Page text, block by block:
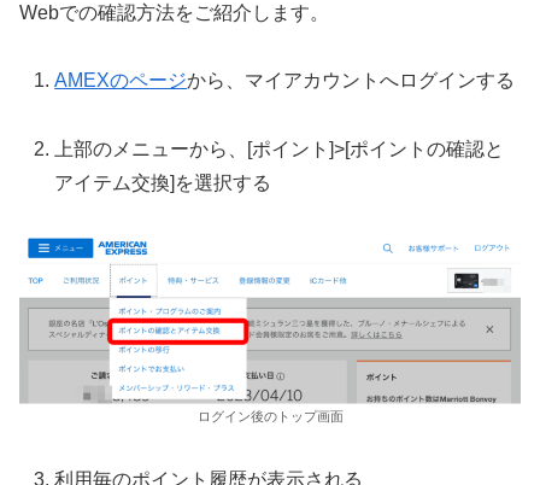
Webでの確認方法をご紹介します。
AMEXのページから、マイアカウントへログインする
上部のメニューから、[ポイント]>[ポイントの確認と
アイテム交換]を選択する
ログイン後のトップ画面
利用毎のポイント履歴が表示される